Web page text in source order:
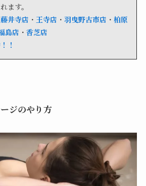
ます。
藤井寺店 ・ 王寺店 ・ 羽曳野古市店 ・ 柏原
島店 ・ 香芝店
！
ジのやり方